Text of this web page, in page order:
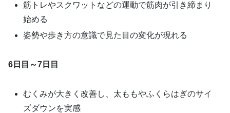
筋トレやスクワットなどの運動で筋肉が引き締まり
始める
姿勢や歩き方の意識で見た目の変化が現れる
6日目～7日目
むくみが大きく改善し、太ももやふくらはぎのサイ
ズダウンを実感